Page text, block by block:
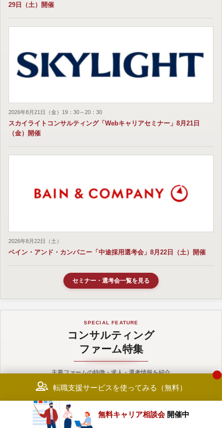
29日（土）開催
2026年8月21日（金）19：30～20：30
スカイライトコンサルティング「Webキャリアセミナー」8月21日
（金）開催
2026年8月22日（土）
ベイン・アンド・カンパニー「中途採用選考会」8月22日（土）開催
セミナー・選考会一覧を見る
SPECIAL FEATURE
コンサルティング
ファーム特集
主要ファームの特徴・求人・選考情報を紹介
転職支援サービスを使ってみる（無料）
無料キャリア相談会 開催中